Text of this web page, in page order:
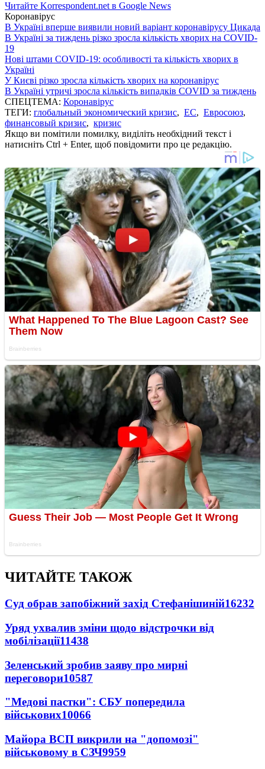
Читайте Korrespondent.net в Google News
Коронавірус
В Україні вперше виявили новий варіант коронавірусу Цикада
В Україні за тиждень різко зросла кількість хворих на COVID-
19
Нові штами COVID-19: особливості та кількість хворих в
Україні
У Києві різко зросла кількість хворих на коронавірус
В Україні утричі зросла кількість випадків COVID за тиждень
СПЕЦТЕМА: Коронавірус
ТЕГИ: глобальный экономический кризис, ЕС, Евросоюз,
финансовый кризис, кризис
Якщо ви помітили помилку, виділіть необхідний текст і
натисніть Ctrl + Enter, щоб повідомити про це редакцію.
ЧИТАЙТЕ ТАКОЖ
Суд обрав запобіжний захід Стефанішиній16232
Уряд ухвалив зміни щодо відстрочки від
мобілізації11438
Зеленський зробив заяву про мирні
переговори10587
"Медові пастки": СБУ попередила
військових10066
Майора ВСП викрили на "допомозі"
військовому в СЗЧ9959